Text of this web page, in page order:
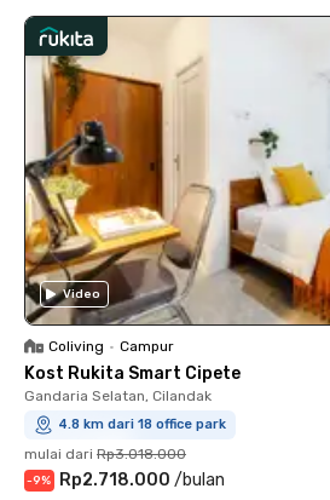
Video
Coliving • Campur
Kost Rukita Smart Cipete
Gandaria Selatan, Cilandak
4.8 km dari 18 office park
mulai dari Rp3.018.000
-9% Rp2.718.000 /bulan